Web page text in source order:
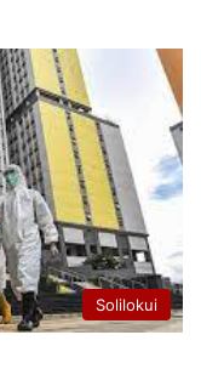
Solilokui